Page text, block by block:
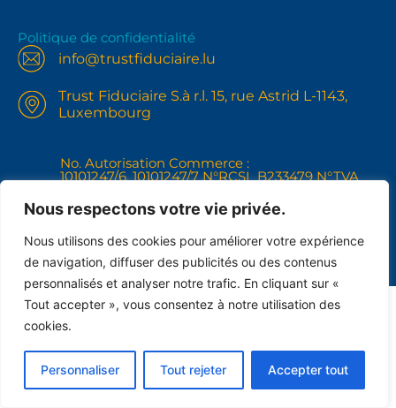
Nous respectons votre vie privée.
Nous utilisons des cookies pour améliorer votre expérience
de navigation, diffuser des publicités ou des contenus
personnalisés et analyser notre trafic. En cliquant sur «
Tout accepter », vous consentez à notre utilisation des
cookies.
Personnaliser Tout rejeter Accepter tout
Politique de confidentialité
info@trustfiduciaire.lu
Trust Fiduciaire S.à r.l. 15, rue Astrid L-1143,
Luxembourg
No. Autorisation Commerce :
10101247/6, 10101247/7 N°RCSL B233479 N°TVA
+352691102148